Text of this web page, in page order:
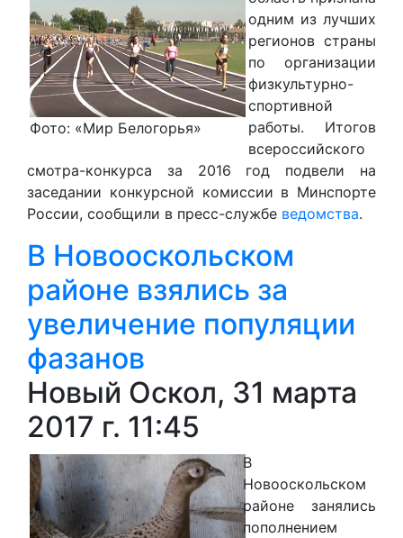
Фото: «Мир Белогорья»
одним из лучших
регионов страны
по организации
физкультурно-
спортивной
работы. Итогов
всероссийского
смотра-конкурса за 2016 год подвели на
заседании конкурсной комиссии в Минспорте
России, сообщили в пресс-службе ведомства.
В Новооскольском
районе взялись за
увеличение популяции
фазанов
Новый Оскол, 31 марта
2017 г. 11:45
В
Новооскольском
районе занялись
пополнением